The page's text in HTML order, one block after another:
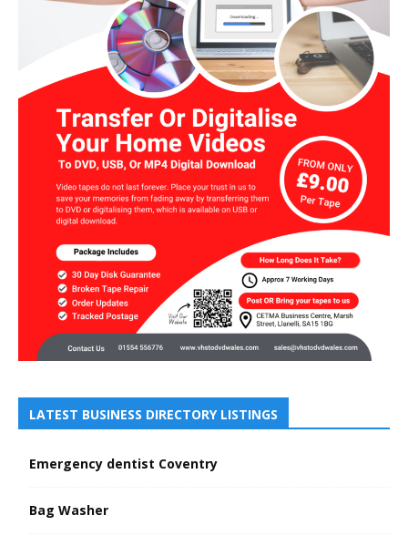
LATEST BUSINESS DIRECTORY LISTINGS
Emergency dentist Coventry
Bag Washer